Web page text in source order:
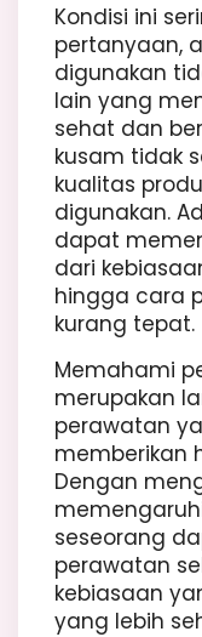
Kondisi ini
pertanyaan,
digunakan
lain yang
sehat dan
kusam tidak
kualitas
digunakan.
dapat
dari
hingga cara
kurang tepat.
Memahami
merupakan
perawatan
memberikan
Dengan
seseorang
perawatan
kebiasaan
yang lebih